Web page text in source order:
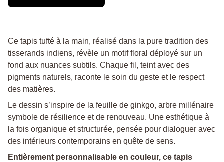
Ce tapis tufté à la main, réalisé dans la pure tradition des
tisserands indiens, révèle un motif floral déployé sur un
fond aux nuances subtils. Chaque fil, teint avec des
pigments naturels, raconte le soin du geste et le respect
des matières.
Le dessin s’inspire de la feuille de ginkgo, arbre millénaire
symbole de résilience et de renouveau. Une esthétique à
la fois organique et structurée, pensée pour dialoguer avec
des intérieurs contemporains en quête de sens.
Entièrement personnalisable en couleur, ce tapis